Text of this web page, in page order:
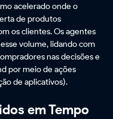
acelerado onde o
de produtos
os clientes. Os agentes
volume, lidando com
nas decisões e
por meio de ações
de aplicativos).
em Tempo